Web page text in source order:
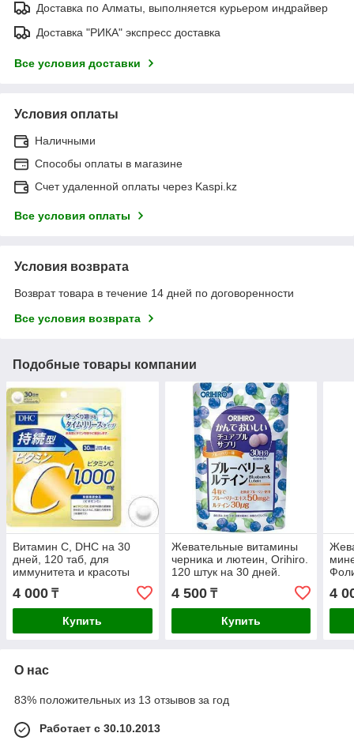
Доставка по Алматы, выполняется курьером индрайвер
Доставка "РИКА" экспресс доставка
Все условия доставки
Условия оплаты
Наличными
Способы оплаты в магазине
Счет удаленной оплаты через Kaspi.kz
Все условия оплаты
Условия возврата
Возврат товара в течение 14 дней по договоренности
Все условия возврата
Подобные товары компании
Витамин С, DHC на 30
дней, 120 таб, для
иммунитета и красоты
4 000 ₸
Купить
Жевательные витамины
черника и лютеин, Orihiro.
120 штук на 30 дней.
4 500₸
Купить
4
О нас
83% положительных из 13 отзывов за год
Работает с 30.10.2013